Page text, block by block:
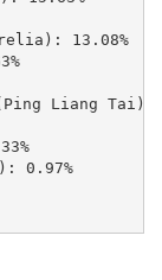
13.08%
Liang Tai):
0.97%